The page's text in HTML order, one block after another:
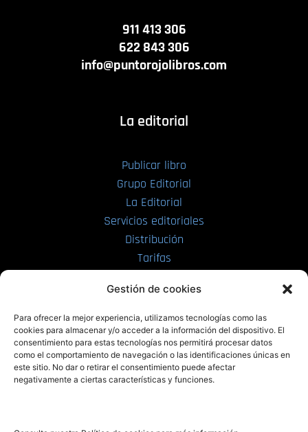
Gestión de cookies
Para ofrecer la mejor experiencia, utilizamos tecnologías como las
cookies para almacenar y/o acceder a la información del dispositivo. El
consentimiento para estas tecnologías nos permitirá procesar datos
como el comportamiento de navegación o las identificaciones únicas en
este sitio. No dar o retirar el consentimiento puede afectar
negativamente a ciertas características y funciones.
911 413 306
622 843 306
info@puntorojolibros.com
La editorial
Publicar libro
Grupo Editorial
La Editorial
Servicios editoriales
Distribución
Tarifas
PRL | Films
PRL | Play
PRL | LAB